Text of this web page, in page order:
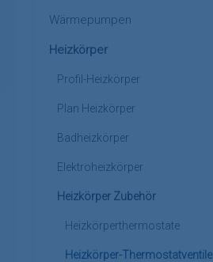
Wärmepumpen
Heizkörper
Profil-Heizkörper
Plan Heizkörper
Badheizkörper
Elektroheizkörper
Heizkörper Zubehör
Heizkörperthermostate
Heizkörper-Thermostatventile